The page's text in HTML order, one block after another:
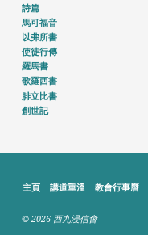
詩篇
馬可福音
以弗所書
使徒行傳
羅馬書
歌羅西書
腓立比書
創世記
主頁 講道重溫 教會行事曆
© 2026 西九浸信會